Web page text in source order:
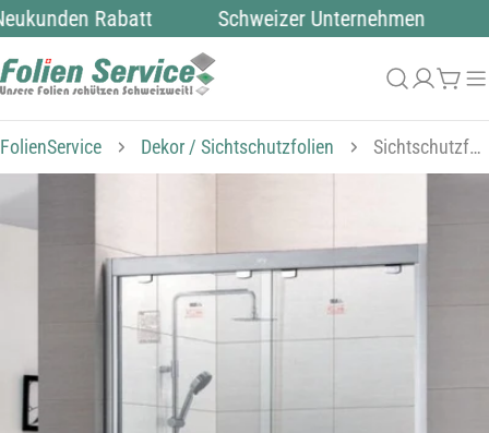
Zum
Inhalt
springen
Rabatt Schweizer Unternehmen
FolienService Dekor / Sichtschutzfolien Sichtschutzfolie B42M98
zu
Produktinformationen